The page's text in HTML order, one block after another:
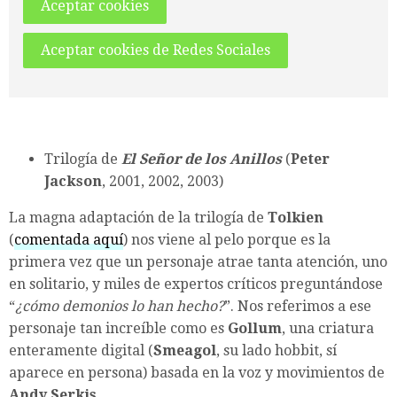
Aceptar cookies
Aceptar cookies de Redes Sociales
Trilogía de El Señor de los Anillos(Peter
Jackson, 2001, 2002, 2003)
La magna adaptación de la trilogía de Tolkien
(comentada aquí) nos viene al pelo porque es la
primera vez que un personaje atrae tanta atención, uno
en solitario, y miles de expertos críticos preguntándose
“¿cómo demonios lo han hecho?”. Nos referimos a ese
personaje tan increíble como es Gollum, una criatura
enteramente digital (Smeagol, su lado hobbit, sí
aparece en persona) basada en la voz y movimientos de